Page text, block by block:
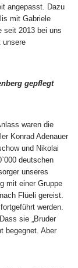
angepasst. Dazu
mit Gabriele
seit 2013 bei uns
unsere
gepflegt
waren die
Konrad Adenauer
und Nikolai
deutschen
unseres
mit einer Gruppe
Flüeli gereist.
werden.
sie „Bruder
begegnet. Aber